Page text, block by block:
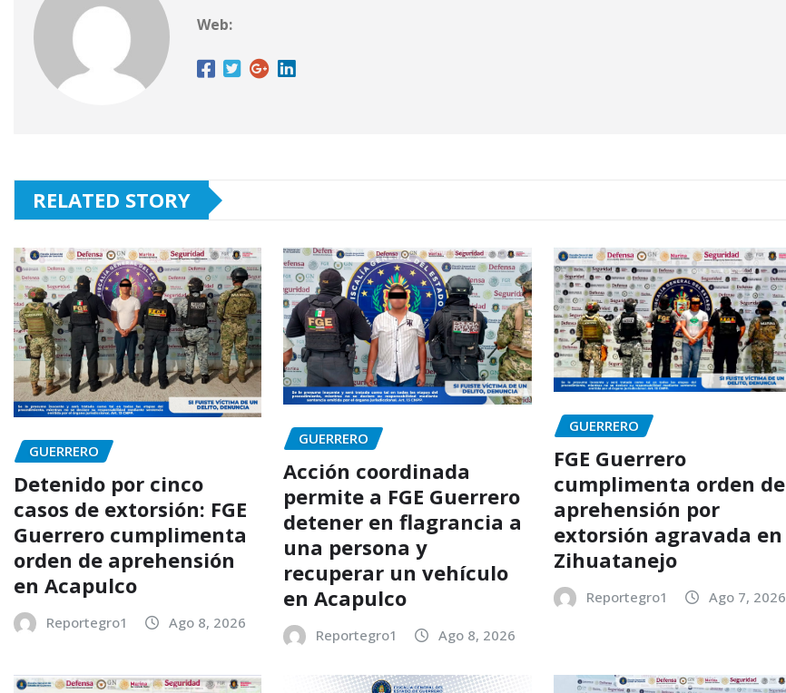
Web:
RELATED STORY
GUERRERO
Detenido por cinco
casos de extorsión: FGE
Guerrero cumplimenta
orden de aprehensión
en Acapulco
Reportegro1 Ago 8, 2026
GUERRERO
Acción coordinada
permite a FGE Guerrero
detener en flagrancia a
una persona y
recuperar un vehículo
en Acapulco
Reportegro1 Ago 8, 2026
GUERRERO
FGE Guerrero
cumplimenta orden de
aprehensión por
extorsión agravada en
Zihuatanejo
Reportegro1 Ago 7, 2026